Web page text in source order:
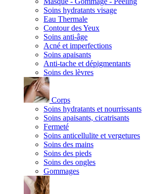
Soins hydratants visage
Eau Thermale
Contour des Yeux
Soins anti-âge
Acné et imperfections
Soins apaisants
Anti-tache et dépigmentants
Soins des lèvres
Corps
Soins hydratants et nourrissants
Soins apaisants, cicatrisants
Fermeté
Soins anticellulite et vergetures
Soins des mains
Soins des pieds
Soins des ongles
Gommages